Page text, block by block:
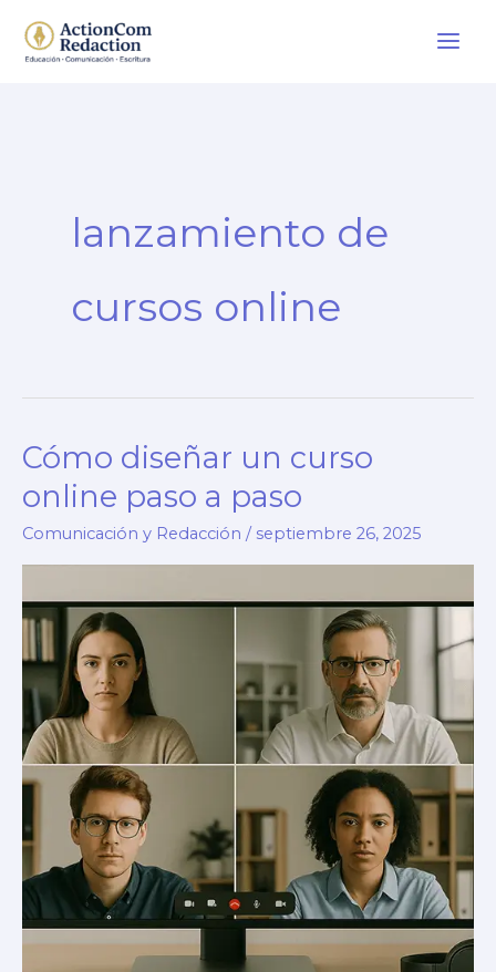
lanzamiento de
cursos online
Cómo diseñar un curso
online paso a paso
Comunicación y Redacción / septiembre 26, 2025